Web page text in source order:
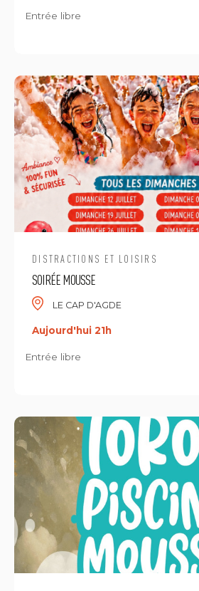
Entrée libre
DISTRACTIONS ET LOISIRS
SOIRÉE MOUSSE
LE CAP D'AGDE
Aujourd'hui 21h
Entrée libre